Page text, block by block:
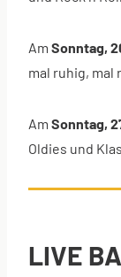
Am Sonntag,
mal ruhig, mal
Am Sonntag,
Oldies und
LIVE